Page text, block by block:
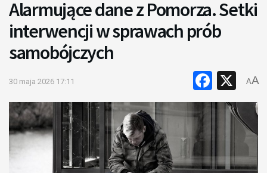
Alarmujące dane z Pomorza. Setki
interwencji w sprawach prób
samobójczych
30 maja 2026 17:11 X
AA